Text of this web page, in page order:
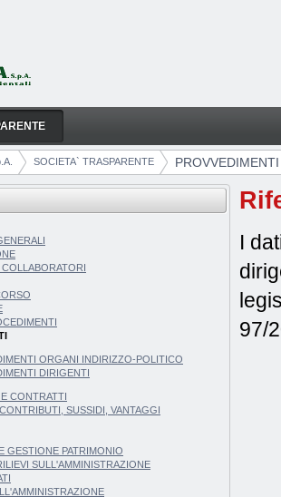
SOCIETA` TRASPARENTE PROVVEDIMENTI
ORGANI INDIRIZZO-POLITICO
DIRIGENTI
CONTRATTI
SUSSIDI, VANTAGGI
GESTIONE PATRIMONIO
SULL'AMMINISTRAZIONE
I
97/